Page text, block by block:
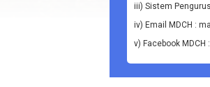
iii) Sistem
iv) Email MDCH :
v) Facebook MDCH :